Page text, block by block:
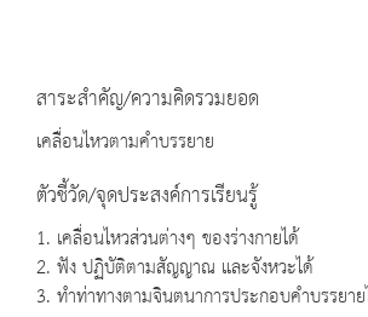
สาระสำคัญ/ความคิดรวมยอด
เคลื่อนไหวตามคำบรรยาย
ตัวชี้วัด/จุดประสงค์การเรียนรู้
1. เคลื่อนไหวส่วนต่างๆ ของร่างกายได้
2. ฟัง ปฏิบัติตามสัญญาณ และจังหวะได้
3. ทำท่าทางตามจินตนาการประกอบคำบรรยา